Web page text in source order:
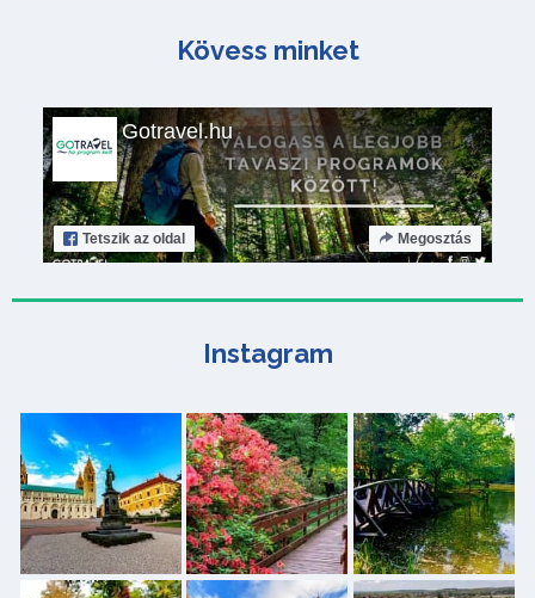
Kövess minket
Gotravel.hu
Tetszik az oldal Megosztás
Instagram